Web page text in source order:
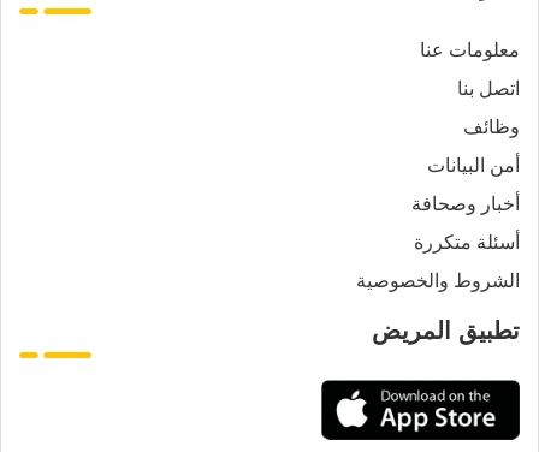
معلومات عنا
اتصل بنا
وظائف
أمن البيانات
أخبار وصحافة
أسئلة متكررة
الشروط والخصوصية
تطبيق المريض